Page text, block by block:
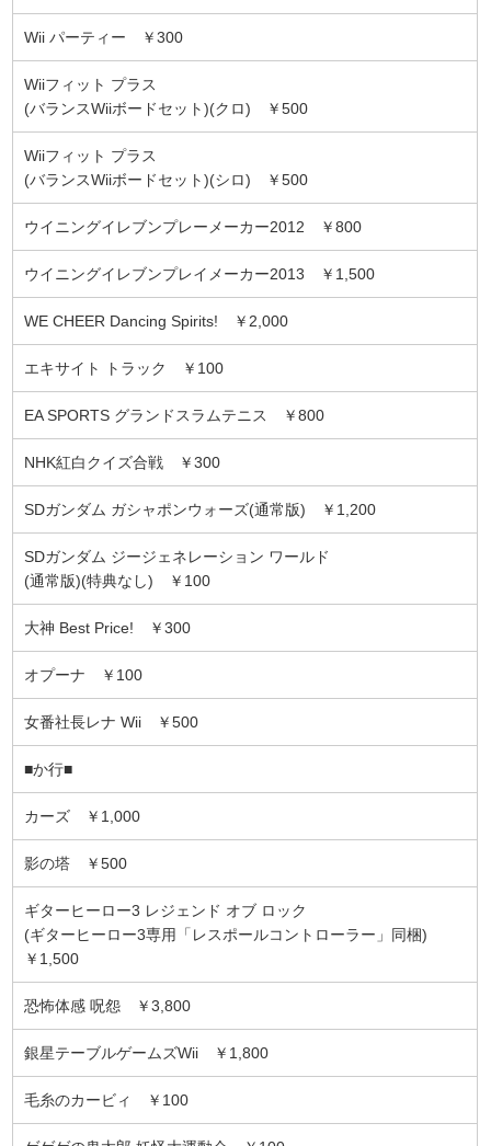
Wii パーティー ￥300
Wiiフィット プラス
(バランスWiiボードセット)(クロ) ￥500
Wiiフィット プラス
(バランスWiiボードセット)(シロ) ￥500
ウイニングイレブンプレーメーカー2012 ￥800
ウイニングイレブンプレイメーカー2013 ￥1,500
WE CHEER Dancing Spirits! ￥2,000
エキサイト トラック ￥100
EA SPORTS グランドスラムテニス ￥800
NHK紅白クイズ合戦 ￥300
SDガンダム ガシャポンウォーズ(通常版) ￥1,200
SDガンダム ジージェネレーション ワールド
(通常版)(特典なし) ￥100
大神 Best Price! ￥300
オプーナ ￥100
女番社長レナ Wii ￥500
■か行■
カーズ ￥1,000
影の塔 ￥500
ギターヒーロー3 レジェンド オブ ロック
(ギターヒーロー3専用「レスポールコントローラー」同梱)
￥1,500
恐怖体感 呪怨 ￥3,800
銀星テーブルゲームズWii ￥1,800
毛糸のカービィ ￥100